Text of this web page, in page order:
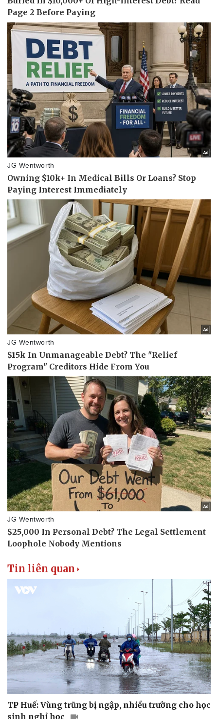
Thể thao
Bóng đá
Lịch thi đấu bóng đá
Thế giới thể thao
eSports
Hậu trường
Ô tô - Xe máy
Ô tô
Xe máy
Tư vấn
Tin liên quan
TP Huế: Vùng trũng bị ngập, nhiều trường cho học
sinh nghỉ học